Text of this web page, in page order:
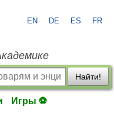
EN DE ES FR
Найти!
Игры ⚽